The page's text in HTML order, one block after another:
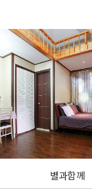
별과함께